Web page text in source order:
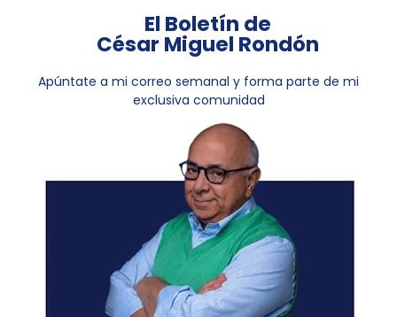
El Boletín de
César Miguel Rondón
Apúntate a mi correo semanal y forma parte de mi
exclusiva comunidad